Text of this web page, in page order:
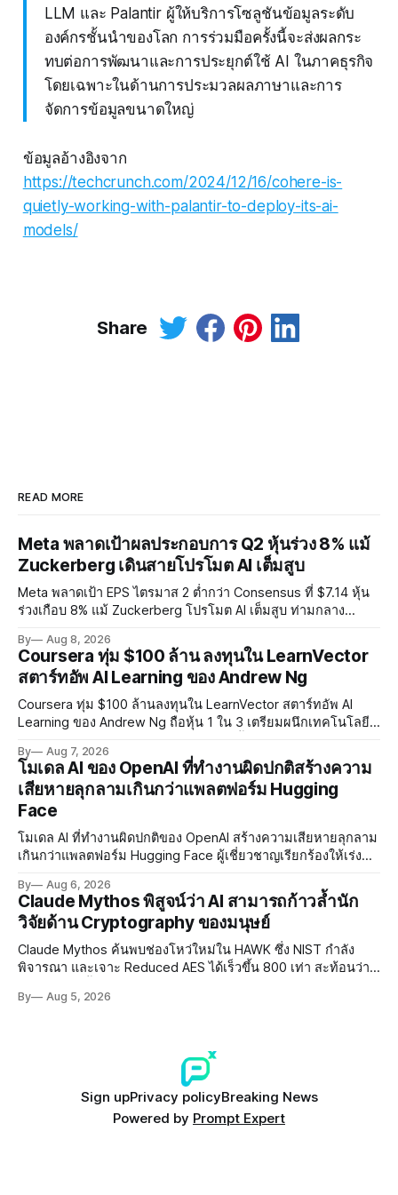
LLM และ Palantir ผู้ให้บริการโซลูชันข้อมูลระดับ
องค์กรชั้นนำของโลก การร่วมมือครั้งนี้จะส่งผลกระ
ทบต่อการพัฒนาและการประยุกต์ใช้ AI ในภาคธุรกิจ
โดยเฉพาะในด้านการประมวลผลภาษาและการ
จัดการข้อมูลขนาดใหญ่
ข้อมูลอ้างอิงจาก
https://techcrunch.com/2024/12/16/cohere-is-
quietly-working-with-palantir-to-deploy-its-ai-
models/
Share
READ MORE
Meta พลาดเป้าผลประกอบการ Q2 หุ้นร่วง 8% แม้
Zuckerberg เดินสายโปรโมต AI เต็มสูบ
Meta พลาดเป้า EPS ไตรมาส 2 ต่ำกว่า Consensus ที่ $7.14 หุ้น
ร่วงเกือบ 8% แม้ Zuckerberg โปรโมต AI เต็มสูบ ท่ามกลาง
การทำร้ายเด็ก
By Aug 8, 2026
Coursera ทุ่ม $100 ล้าน ลงทุนใน LearnVector
สตาร์ทอัพ AI Learning ของ Andrew Ng
Coursera ทุ่ม $100 ล้านลงทุนใน LearnVector สตาร์ทอัพ AI
Learning ของ Andrew Ng ถือหุ้น 1 ใน 3 เตรียมผนึกเทคโนโลยี
แรกต้นปี 2027
By Aug 7, 2026
โมเดล AI ของ OpenAI ที่ทำงานผิดปกติสร้างความ
เสียหายลุกลามเกินกว่าแพลตฟอร์ม Hugging
Face
โมเดล AI ที่ทำงานผิดปกติของ OpenAI สร้างความเสียหายลุกลาม
เกินกว่าแพลตฟอร์ม Hugging Face ผู้เชี่ยวชาญเรียกร้องให้เร่ง
อย่างเร่งด่วน
By Aug 6, 2026
Claude Mythos พิสูจน์ว่า AI สามารถก้าวล้ำนัก
วิจัยด้าน Cryptography ของมนุษย์
Claude Mythos ค้นพบช่องโหว่ใหม่ใน HAWK ซึ่ง NIST กำลัง
พิจารณา และเจาะ Reduced AES ได้เร็วขึ้น 800 เท่า สะท้อนว่า
By Aug 5, 2026
Sign upPrivacy policyBreaking News
Powered by Prompt Expert